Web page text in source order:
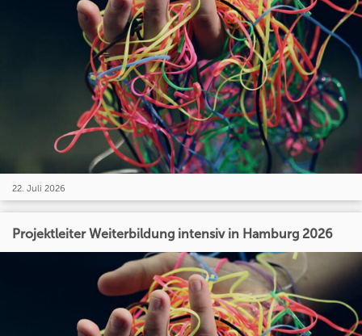
22. Juli 2026
Projektleiter Weiterbildung intensiv in Hamburg 2026